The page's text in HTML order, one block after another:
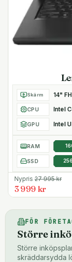
Skärm 14"
CPU Intel
GPU Intel
RAM
SSD
Nypris 27 995kr
3 999 kr
FÖR
Större
Större
skräddarsydda